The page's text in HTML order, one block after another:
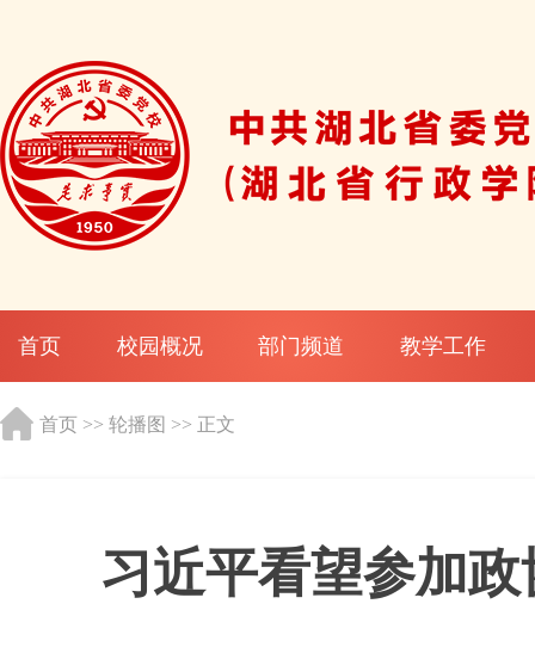
首页 校园概况 部门频道 教学工作
首页 >> 轮播图 >> 正文
习近平看望参加